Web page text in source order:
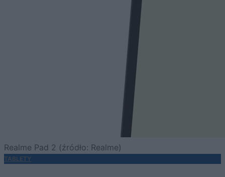
Realme Pad 2 (źródło: Realme)
TABLETY